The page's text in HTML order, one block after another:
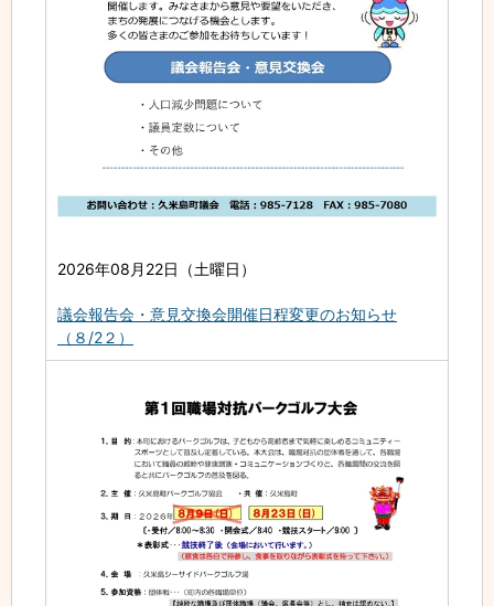
2026年08月22日（土曜日）
議会報告会・意見交換会開催日程変更のお知らせ
（８/2２）